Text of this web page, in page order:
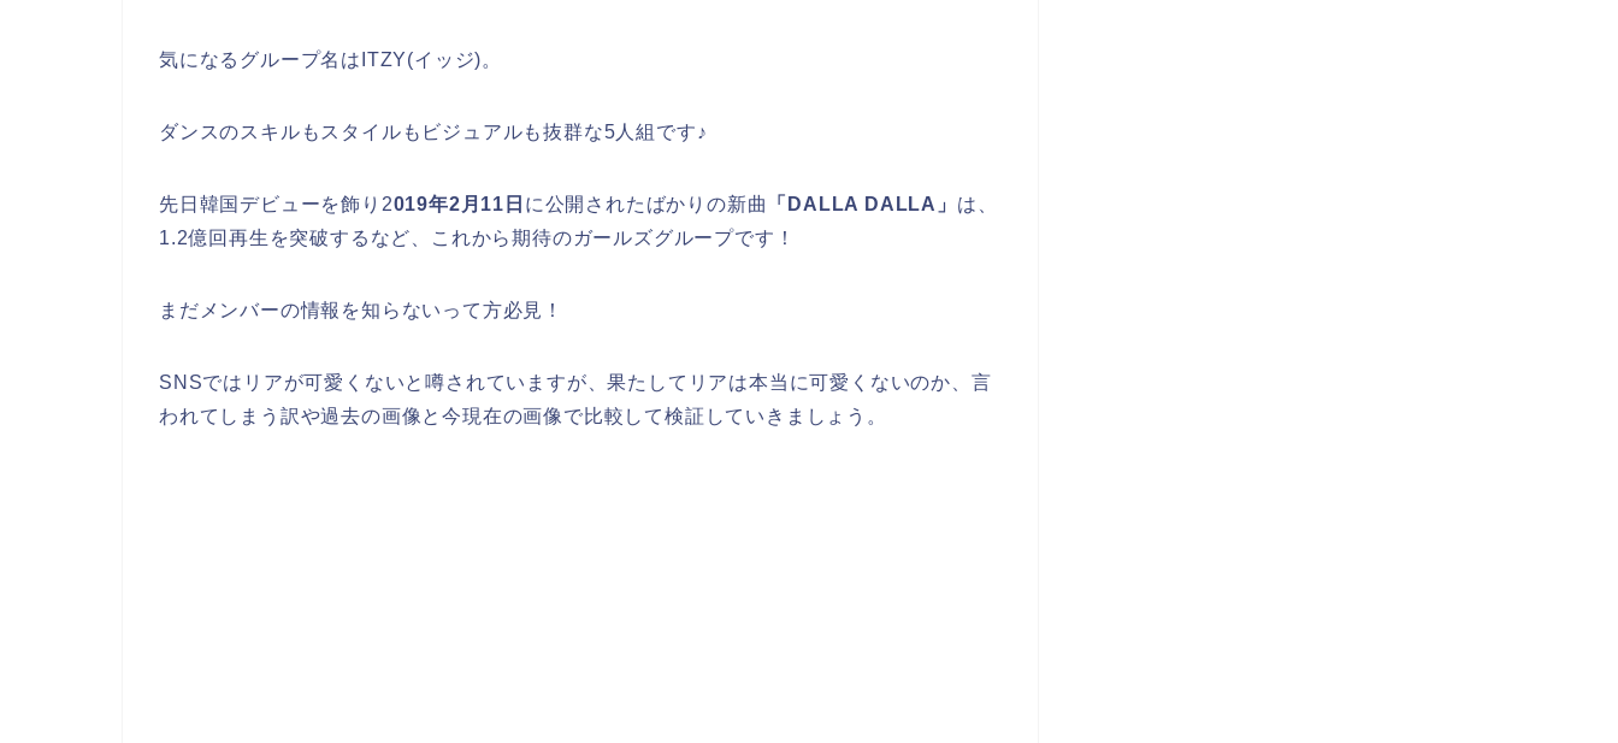
気になるグループ名はITZY(イッジ)。
ダンスのスキルもスタイルもビジュアルも抜群な5人組です♪
先日韓国デビューを飾り2019年2月11日 に公開されたばかりの新曲 「DALLA DALLA」 は、
1.2億回再生を突破するなど、これから期待のガールズグループです！
まだメンバーの情報を知らないって方必見！
SNSではリアが可愛くないと噂されていますが、果たしてリアは本当に可愛くないのか、言
われてしまう訳や過去の画像と今現在の画像で比較して検証していきましょう。